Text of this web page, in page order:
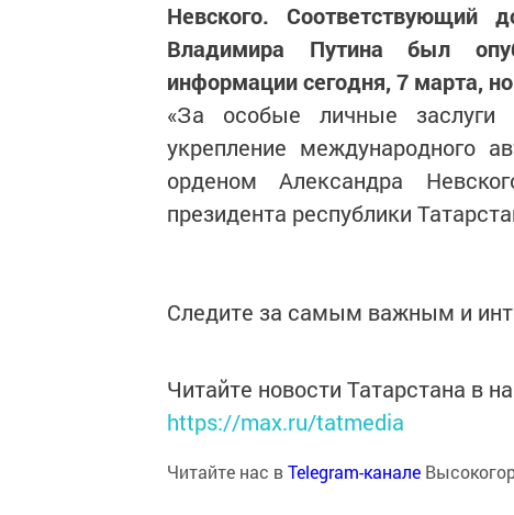
Невского. Соответствующий
Владимира Путина был
информации сегодня, 7 марта,
«За особые личные
укрепление международного
орденом Александра
президента республики
Следите за самым важным и
Читайте новости Татарстана в
https://max.ru/tatmedia
Читайте нас вTelegram-канале